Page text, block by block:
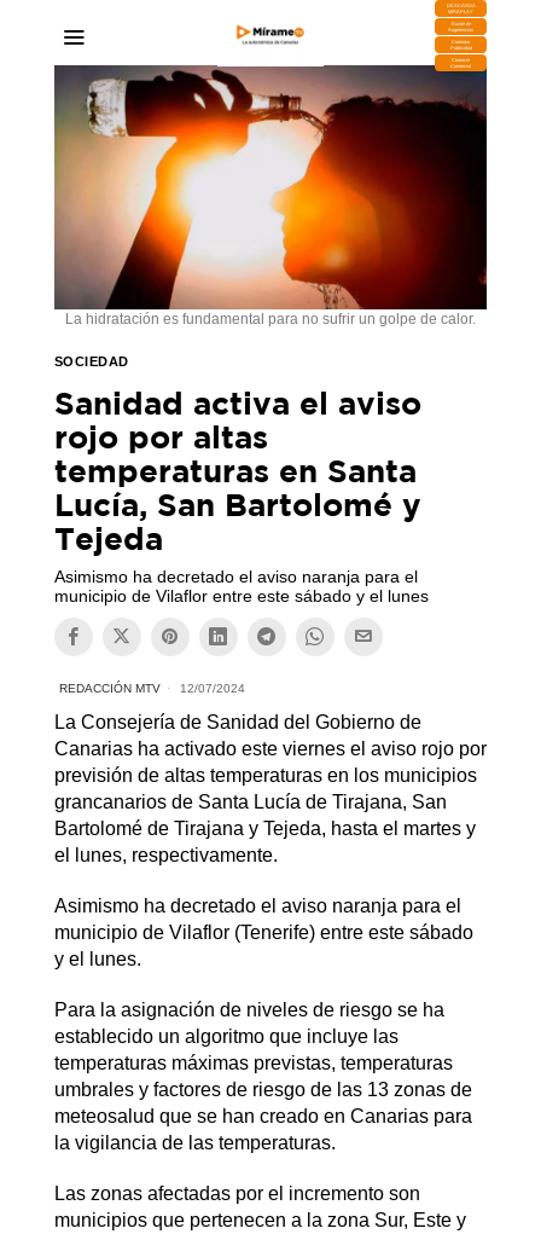
DESCARGA
MIRAPLAY
Buzón de
Sugerencias
Contratar
Publicidad
Contacto
Comercial
La hidratación es fundamental para no sufrir un golpe de calor.
SOCIEDAD
Sanidad activa el aviso
rojo por altas
temperaturas en Santa
Lucía, San Bartolomé y
Tejeda
Asimismo ha decretado el aviso naranja para el
municipio de Vilaflor entre este sábado y el lunes
REDACCIÓN MTV 12/07/2024
La Consejería de Sanidad del Gobierno de
Canarias ha activado este viernes el aviso rojo por
previsión de altas temperaturas en los municipios
grancanarios de Santa Lucía de Tirajana, San
Bartolomé de Tirajana y Tejeda, hasta el martes y
el lunes, respectivamente.
Asimismo ha decretado el aviso naranja para el
municipio de Vilaflor (Tenerife) entre este sábado
y el lunes.
Para la asignación de niveles de riesgo se ha
establecido un algoritmo que incluye las
temperaturas máximas previstas, temperaturas
umbrales y factores de riesgo de las 13 zonas de
meteosalud que se han creado en Canarias para
la vigilancia de las temperaturas.
Las zonas afectadas por el incremento son
municipios que pertenecen a la zona Sur, Este y